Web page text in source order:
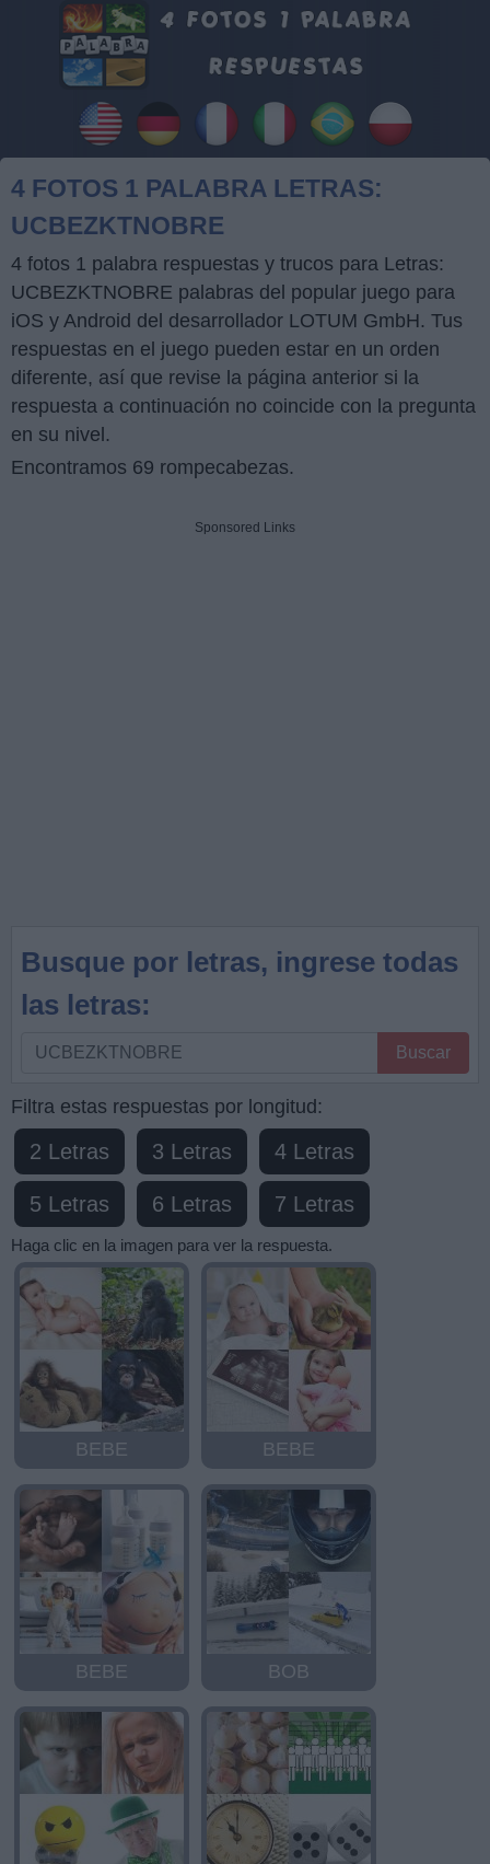
4 FOTOS 1 PALABRA LETRAS:
UCBEZKTNOBRE
4 fotos 1 palabra respuestas y trucos para Letras:
UCBEZKTNOBRE palabras del popular juego para
iOS y Android del desarrollador LOTUM GmbH. Tus
respuestas en el juego pueden estar en un orden
diferente, así que revise la página anterior si la
respuesta a continuación no coincide con la pregunta
en su nivel.
Encontramos 69 rompecabezas.
Sponsored Links
Busque por letras, ingrese todas
las letras:
Busque
letras,
ingrese
todas
las
letras:
Buscar
Filtra estas respuestas por longitud:
2 Letras 3 Letras 4 Letras
5 Letras 6 Letras 7 Letras
Haga clic en la imagen para ver la respuesta.
BEBE BEBE
BEBE BOB